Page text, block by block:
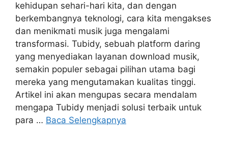
kehidupan sehari-hari kita, dan dengan
berkembangnya teknologi, cara kita mengakses
dan menikmati musik juga mengalami
transformasi. Tubidy, sebuah platform daring
yang menyediakan layanan download musik,
semakin populer sebagai pilihan utama bagi
mereka yang mengutamakan kualitas tinggi.
Artikel ini akan mengupas secara mendalam
mengapa Tubidy menjadi solusi terbaik untuk
para … Baca Selengkapnya